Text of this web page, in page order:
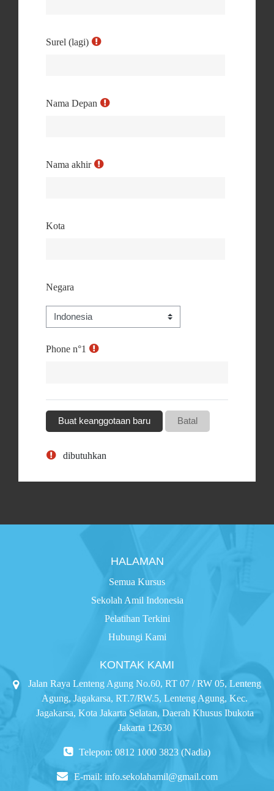
Surel (lagi)
Nama Depan
Nama akhir
Kota
Negara
Phone n°1
dibutuhkan
HALAMAN
Semua Kursus
Sekolah Amil Indonesia
Pelatihan Terkini
Hubungi Kami
KONTAK KAMI
Jalan Raya Lenteng Agung No.60, RT 07 / RW 05, Lenteng
Agung, Jagakarsa, RT.7/RW.5, Lenteng Agung, Kec.
Jagakarsa, Kota Jakarta Selatan, Daerah Khusus Ibukota
Jakarta 12630
Telepon: 0812 1000 3823 (Nadia)
E-mail: info.sekolahamil@gmail.com